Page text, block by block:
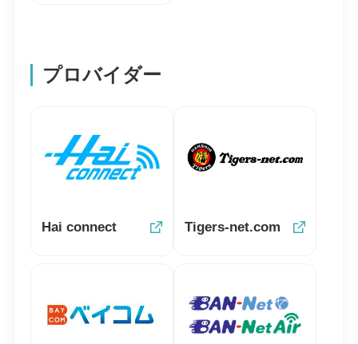
プロバイダー
Hai connect Tigers-net.com